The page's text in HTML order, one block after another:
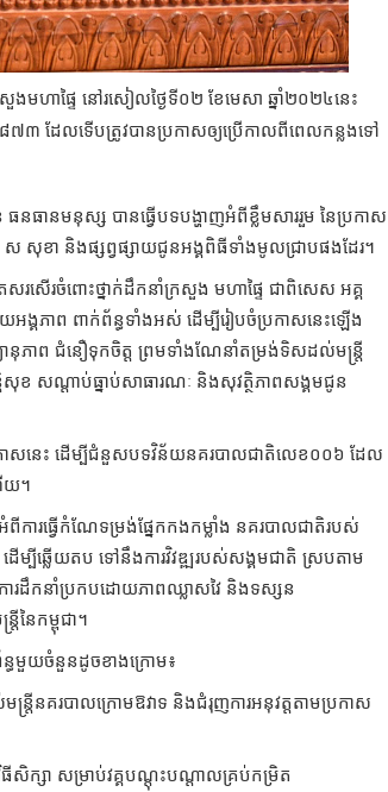
មហាផ្ទៃ នៅរសៀលថ្ងៃទី០២ ខែមេសា ឆ្នាំ២០២៤នេះ
៣ ដែលទើបត្រូវបានប្រកាសឲ្យប្រើកាលពីពេលកន្លងទៅ
នធានមនុស្ស បានធ្វើបទបង្ហាញអំពីខ្លឹមសាររួម នៃប្រកាស
សុខា និងផ្សព្វផ្សាយជូនអង្គពិធីទាំងមូលជ្រាបផងដែរ។
សើរចំពោះថ្នាក់ដឹកនាំក្រសួង មហាផ្ទៃ ជាពិសេស អគ្គ
គភាព ពាក់ព័ន្ធទាំងអស់ ដើម្បីរៀបចំប្រកាសនេះឡើង
នុភាព ជំនឿទុកចិត្ត ព្រមទាំងណែនាំតម្រង់ទិសដល់មន្ត្រី
ន្តិសុខ សណ្តាប់ធ្នាប់សាធារណៈ និងសុវត្ថិភាពសង្គមជូន
កាសនេះ ដើម្បីជំនួសបទវិន័យនគរបាលជាតិលេខ០០៦ ដែល
យ។
ការធ្វើកំណែទម្រង់ផ្នែកកងកម្លាំង នគរបាលជាតិរបស់
ម្បីឆ្លើយតប ទៅនឹងការវិវឌ្ឍរបស់សង្គមជាតិ ស្របតាម
ារដឹកនាំប្រកបដោយភាពឈ្លាសវៃ និងទស្សន
នៃកម្ពុជា។
ធមួយចំនួនដូចខាងក្រោម៖
ត្រីនគរបាលក្រោមឱវាទ និងជំរុញការអនុវត្តតាមប្រកាស
សិក្សា សម្រាប់វគ្គបណ្តុះបណ្តាលគ្រប់កម្រិត